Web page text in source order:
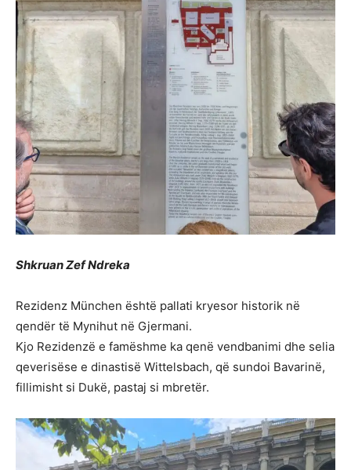
Shkruan Zef Ndreka
Rezidenz München është pallati kryesor historik në
qendër të Mynihut në Gjermani.
Kjo Rezidenzë e famëshme ka qenë vendbanimi dhe selia
qeverisëse e dinastisë Wittelsbach, që sundoi Bavarinë,
fillimisht si Dukë, pastaj si mbretër.